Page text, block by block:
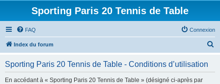
Sporting Paris 20 Tennis de Table
FAQ Connexion
Index du forum
Sporting Paris 20 Tennis de Table - Conditions d’utilisation
En accédant à « Sporting Paris 20 Tennis de Table » (désigné ci-après par